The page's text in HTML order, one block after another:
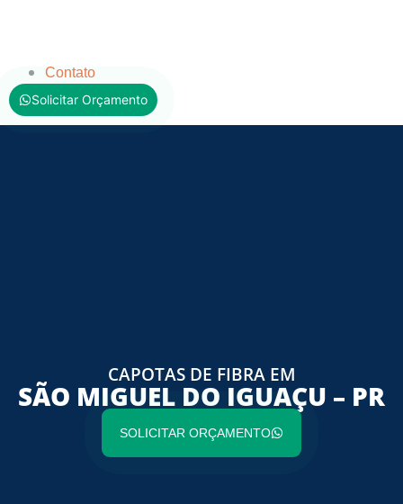
Contato
Solicitar Orçamento
CAPOTAS DE FIBRA EM
SÃO MIGUEL DO IGUAÇU – PR
SOLICITAR ORÇAMENTO